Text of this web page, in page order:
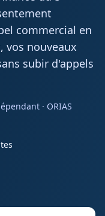
commercial en
vos nouveaux
subir d'appels
· ORIAS